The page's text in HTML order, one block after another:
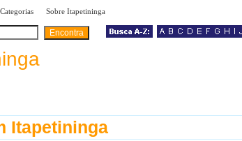
Categorias Sobre Itapetininga
Itapetininga